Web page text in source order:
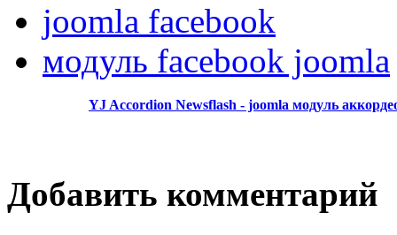
joomla facebook
модуль facebook joomla
YJ Accordion Newsflash - joomla модуль
Добавить комментарий